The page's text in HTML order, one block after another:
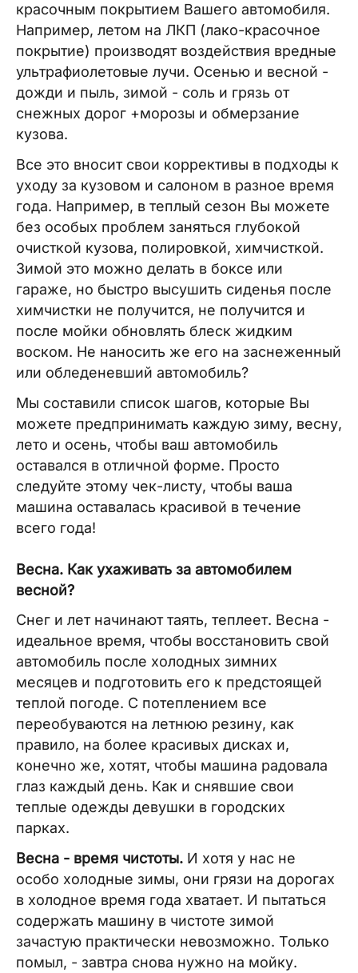
красочным покрытием Вашего автомобиля.
Например, летом на ЛКП (лако-красочное
покрытие) производят воздействия вредные
ультрафиолетовые лучи. Осенью и весной -
дожди и пыль, зимой - соль и грязь от
снежных дорог +морозы и обмерзание
кузова.
Все это вносит свои коррективы в подходы к
уходу за кузовом и салоном в разное время
года. Например, в теплый сезон Вы можете
без особых проблем заняться глубокой
очисткой кузова, полировкой, химчисткой.
Зимой это можно делать в боксе или
гараже, но быстро высушить сиденья после
химчистки не получится, не получится и
после мойки обновлять блеск жидким
воском. Не наносить же его на заснеженный
или обледеневший автомобиль?
Мы составили список шагов, которые Вы
можете предпринимать каждую зиму, весну,
лето и осень, чтобы ваш автомобиль
оставался в отличной форме. Просто
следуйте этому чек-листу, чтобы ваша
машина оставалась красивой в течение
всего года!
Весна. Как ухаживать за автомобилем
весной?
Снег и лет начинают таять, теплеет. Весна -
идеальное время, чтобы восстановить свой
автомобиль после холодных зимних
месяцев и подготовить его к предстоящей
теплой погоде. С потеплением все
переобуваются на летнюю резину, как
правило, на более красивых дисках и,
конечно же, хотят, чтобы машина радовала
глаз каждый день. Как и снявшие свои
теплые одежды девушки в городских
парках.
Весна - время чистоты. И хотя у нас не
особо холодные зимы, они грязи на дорогах
в холодное время года хватает. И пытаться
содержать машину в чистоте зимой
зачастую практически невозможно. Только
помыл, - завтра снова нужно на мойку.